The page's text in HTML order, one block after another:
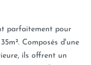
parfaitement pour
Composés d'une
ils offrent un